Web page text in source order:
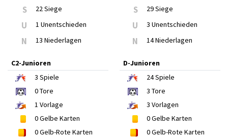
S 22 Siege
U 1 Unentschieden
N 13 Niederlagen
S 29 Siege
U 3 Unentschieden
N 14 Niederlagen
C2-Junioren
3 Spiele
0Tore
1 Vorlage
0Gelbe Karten
0Gelb-Rote Karten
D-Junioren
24Spiele
3 Tore
3 Vorlagen
0Gelbe Karten
0Gelb-Rote Karten